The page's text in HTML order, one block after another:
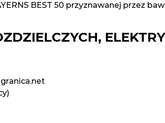
BEST 50 przyznawanej przez